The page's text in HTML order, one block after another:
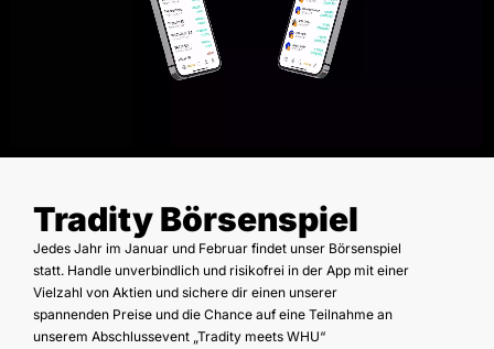
Tradity Börsenspiel
Jedes Jahr im Januar und Februar findet unser Börsenspiel
statt. Handle unverbindlich und risikofrei in der App mit einer
Vielzahl von Aktien und sichere dir einen unserer
spannenden Preise und die Chance auf eine Teilnahme an
unserem Abschlussevent „Tradity meets WHU“